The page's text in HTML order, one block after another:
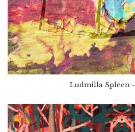
Ludmilla Spleen